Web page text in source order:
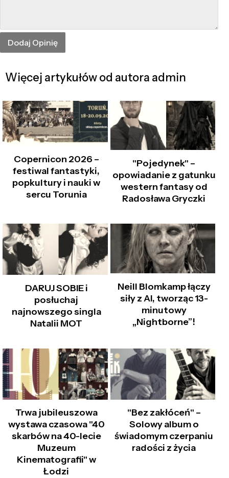
Więcej artykułów od autora admin
Copernicon 2026 –
festiwal fantastyki,
popkultury i nauki w
sercu Torunia
"Pojedynek" –
opowiadanie z gatunku
western fantasy od
Radosława Gryczki
DARUJ SOBIE i
posłuchaj
najnowszego singla
Natalii MOT
Neill Blomkamp łączy
siły z AI, tworząc 13-
minutowy
„Nightborne”!
Trwa jubileuszowa
wystawa czasowa "40
skarbów na 40-lecie
Muzeum
Kinematografii" w
Łodzi
"Bez zakłóceń" –
Solowy album o
świadomym czerpaniu
radości z życia